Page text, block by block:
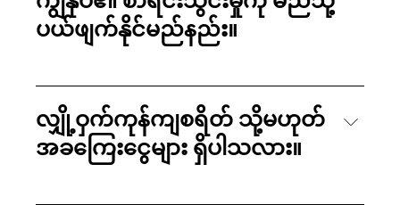
ပယ်ဖျက်နိုင်မည်နည်း။
လျှို့ဝှက်ကုန်ကျစရိတ် သို့မဟုတ်
အခကြေးငွေများ ရှိပါသလား။